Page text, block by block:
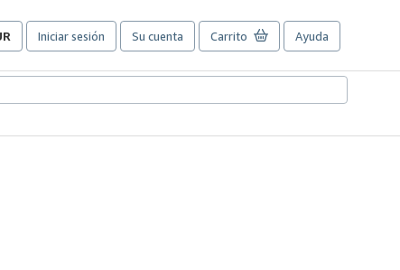
Iniciar sesión Su cuenta Carrito Ayuda